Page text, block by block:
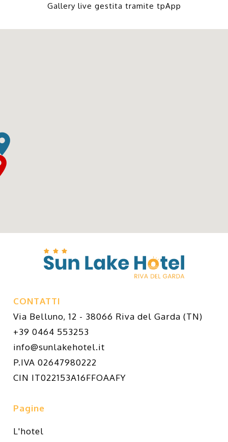
Gallery live gestita tramite tpApp
CONTATTI
Via Belluno, 12 - 38066 Riva del Garda (TN)
+39 0464 553253
info@sunlakehotel.it
P.IVA 02647980222
CIN IT022153A16FFOAAFY
Pagine
L'hotel